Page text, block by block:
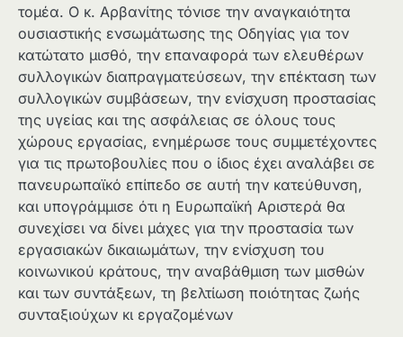
τομέα. Ο κ. Αρβανίτης τόνισε την αναγκαιότητα
ουσιαστικής ενσωμάτωσης της Οδηγίας για τον
κατώτατο μισθό, την επαναφορά των ελευθέρων
συλλογικών διαπραγματεύσεων, την επέκταση των
συλλογικών συμβάσεων, την ενίσχυση προστασίας
της υγείας και της ασφάλειας σε όλους τους
χώρους εργασίας, ενημέρωσε τους συμμετέχοντες
για τις πρωτοβουλίες που ο ίδιος έχει αναλάβει σε
πανευρωπαϊκό επίπεδο σε αυτή την κατεύθυνση,
και υπογράμμισε ότι η Ευρωπαϊκή Αριστερά θα
συνεχίσει να δίνει μάχες για την προστασία των
εργασιακών δικαιωμάτων, την ενίσχυση του
κοινωνικού κράτους, την αναβάθμιση των μισθών
και των συντάξεων, τη βελτίωση ποιότητας ζωής
συνταξιούχων κι εργαζομένων